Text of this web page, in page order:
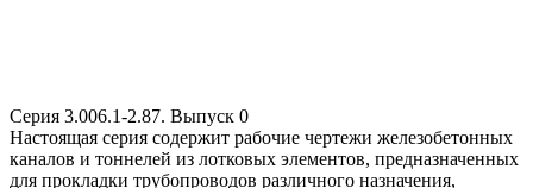
Серия 3.006.1-2.87. Выпуск 0
Настоящая серия содержит рабочие чертежи железобетонных
каналов и тоннелей из лотковых элементов, предназначенных
для прокладки трубопроводов различного назначения,